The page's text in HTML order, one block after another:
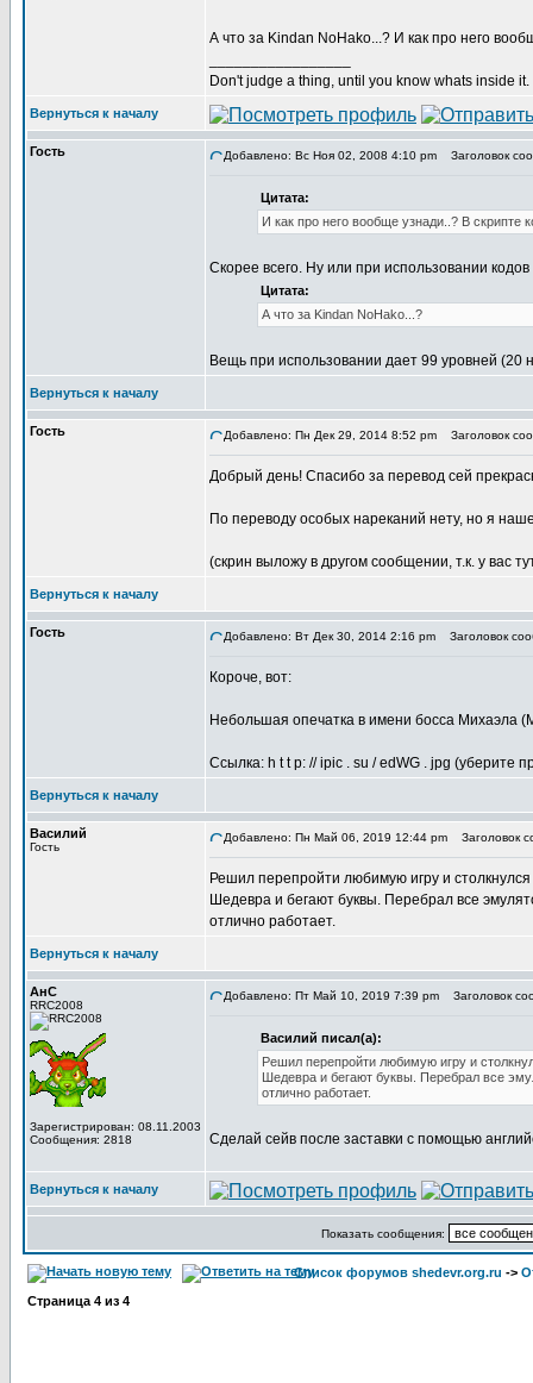
А что за Kindan NoHako...? И как про него
Don't judge a thing, until you know whats inside it.
Вернуться к началу
Гость Добавлено: Вс Ноя 02, 2008 4:10 pm Заголовок
Цитата:
И как про него вообще узнади..? В скрипте
Скорее всего. Ну или при использовании
Цитата:
А что за Kindan NoHako...?
Вещь при использовании дает 99 уровней (20
Вернуться к началу
Гость Добавлено: Пн Дек 29, 2014 8:52 pm Заголовок
Добрый день! Спасибо за перевод сей
По переводу особых нареканий нету, но я
(скрин выложу в другом сообщении, т.к. у вас
Вернуться к началу
Гость Добавлено: Вт Дек 30, 2014 2:16 pm Заголовок
Короче, вот:
Небольшая опечатка в имени босса Михаэла
Ссылка: h t t p: // ipic . su / edWG . jpg (уберите
Вернуться к началу
Василий
Гость
Добавлено: Пн Май 06, 2019 12:44 pm Заголовок
Решил перепройти любимую игру и
Шедевра и бегают буквы. Перебрал все
отлично работает.
Вернуться к началу
АнС
RRC2008
Зарегистрирован: 08.11.2003
Сообщения: 2818
Добавлено: Пт Май 10, 2019 7:39 pm Заголовок
Василий писал(а):
Решил перепройти любимую игру и
Шедевра и бегают буквы. Перебрал все
отлично работает.
Сделай сейв после заставки с помощью
Вернуться к началу
Показать сообщения:
Список форумов shedevr.org.ru ->
Страница 4 из 4